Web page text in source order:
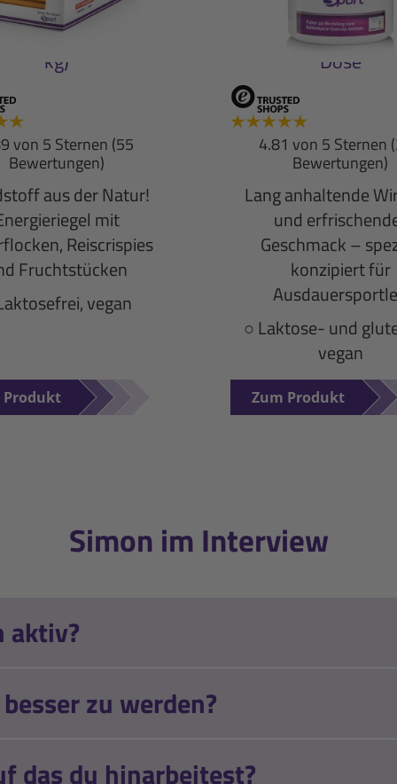
20er-Packung (1
kg)
von 5 Sternen (55
Bewertungen)
aus der Natur!
mit
Reiscrispies
Fruchtstücken
vegan
Produkt
Pfirsich-Maracuja:
Dose
4.81 von 5 Sternen
Bewertungen)
Lang anhaltende
und
Geschmack –
konzipiert für
○ Laktose- und
vegan
Zum Produkt
Simon im Interview
aktiv?
zu werden?
das du hinarbeitest?